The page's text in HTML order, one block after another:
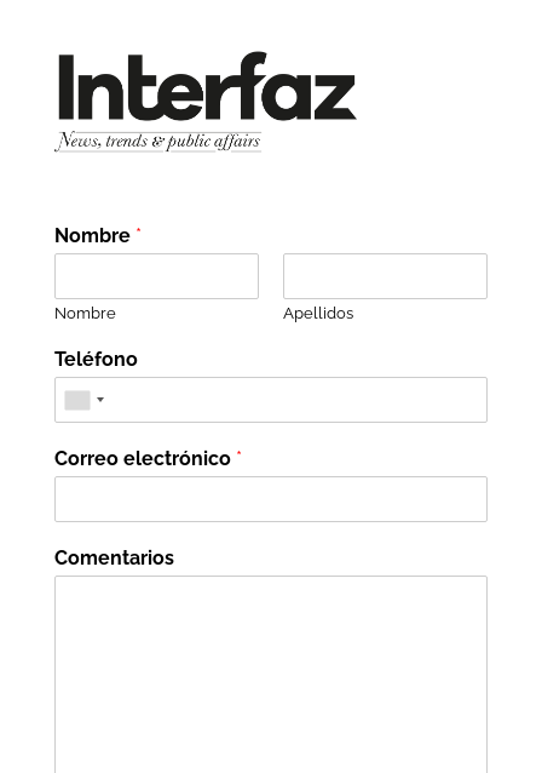
Nombre *
Nombre Apellidos
Teléfono
Correo electrónico *
Comentarios